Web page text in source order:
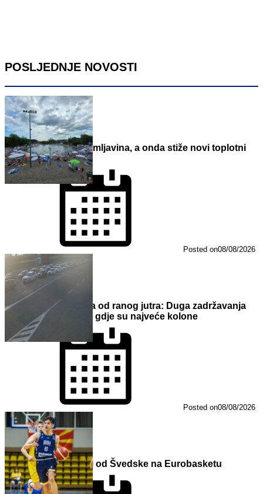
POSLJEDNJE NOVOSTI
Danas pljuskovi i grmljavina, a onda stiže novi toplotni
talas
Posted on08/08/2026
Gužve na granicama od ranog jutra: Duga zadržavanja
na izlazu iz BiH, evo gdje su najveće kolone
Posted on08/08/2026
Kadeti BiH poraženi od Švedske na Eurobasketu